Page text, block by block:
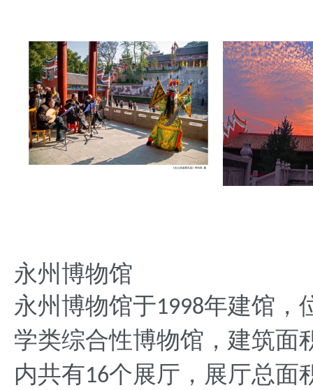
永州博物馆
永州博物馆于1998年建馆，
学类综合性博物馆，建筑面
内共有16个展厅，展厅总面